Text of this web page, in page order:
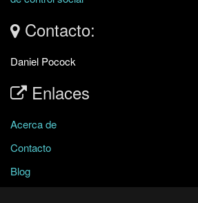
Contacto:
Daniel Pocock
Enlaces
Acerca de
Contacto
Blog